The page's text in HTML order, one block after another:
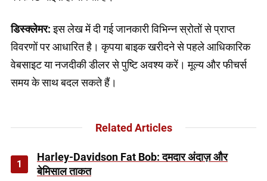
डिस्क्लेमर:इस लेख में दी गई जानकारी विभिन्न स्रोतों से प्राप्त
विवरणों पर आधारित है। कृपया बाइक खरीदने से पहले आधिकारिक
वेबसाइट या नजदीकी डीलर से पुष्टि अवश्य करें। मूल्य और फीचर्स
समय के साथ बदल सकते हैं।
Related Articles
1
Harley-Davidson Fat Bob: दमदार अंदाज़ और
बेमिसाल ताकत